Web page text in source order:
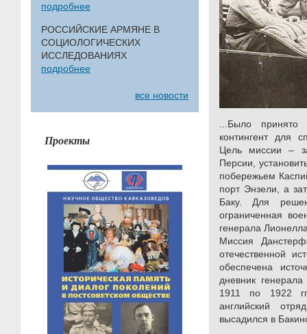
подробнее
РОССИЙСКИЕ АРМЯНЕ В
СОЦИОЛОГИЧЕСКИХ
ИССЛЕДОВАНИЯХ
подробнее
все новости
Проекты
...Было принято
контингент для
Цель миссии –
Персии,
побережьем
порт Энзели, а
Баку. Для
ограниченная
генерала
Миссия
отечественной
обеспечена
дневник
1911 по 1922
английский
высадился в